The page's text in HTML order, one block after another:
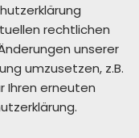
rechtlichen
unserer
umzusetzen, z.B.
Ihren erneuten